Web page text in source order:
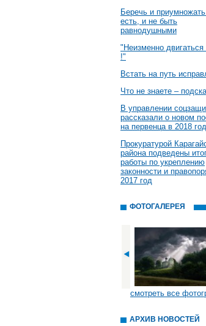
Беречь и
есть, и не быть
равнодушными
"Неизменно двигаться
!"
Встать на путь
Что не знаете –
В управлении
рассказали о новом
на первенца в 2018
Прокуратурой
района подведены
работы по укреплению
законности и
2017 год
ФОТОГАЛЕРЕЯ
смотреть все
АРХИВ НОВОСТЕЙ